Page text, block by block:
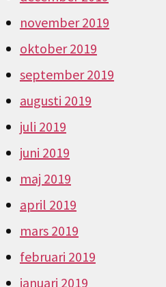
november 2019
oktober 2019
september 2019
augusti 2019
juli 2019
juni 2019
maj 2019
april 2019
mars 2019
februari 2019
januari 2019